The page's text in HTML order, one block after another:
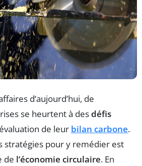
d’aujourd’hui, de
se heurtent à desdéfis
de leur bilan carbone.
stratégies pour y remédier est
de l’économie circulaire. En